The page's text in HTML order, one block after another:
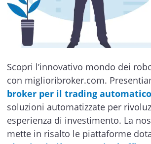
Scopri l’innovativo mondo dei
con miglioribroker.com.
broker per il trading automatico
soluzioni automatizzate per
esperienza di investimento. La
mette in risalto le piattaforme